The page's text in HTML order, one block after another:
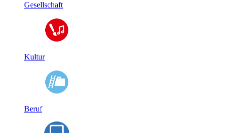
Gesellschaft
Kultur
Beruf